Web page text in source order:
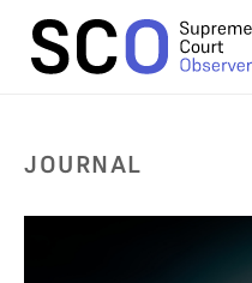
JOURNAL